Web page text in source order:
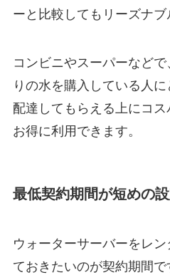
ーと比較してもリーズナブ
コンビニやスーパーなど
りの水を購入している人
配達してもらえる上にコ
お得に利用できます。
最低契約期間が短めの
ウォーターサーバーをレ
ておきたいのが契約期間で